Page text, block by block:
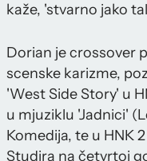
kaže, 'stvarno jako
Dorian je crossover
scenske karizme,
'West Side Story' u
u mjuziklu 'Jadnici'
Komedija, te u HNK
Studira na četvrtoj